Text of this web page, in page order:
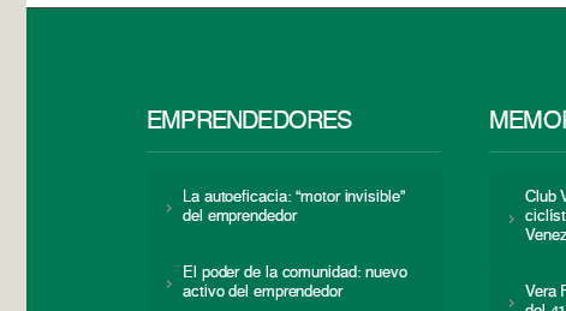
EMPRENDEDORES
La autoeficacia: “motor invisible”
del emprendedor
El poder de la comunidad: nuevo
activo del emprendedor
Club
Vera